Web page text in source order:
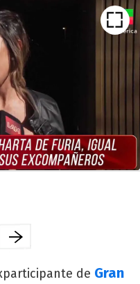
de Gran